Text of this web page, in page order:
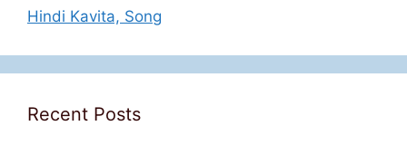
Hindi Kavita, Song
Recent Posts